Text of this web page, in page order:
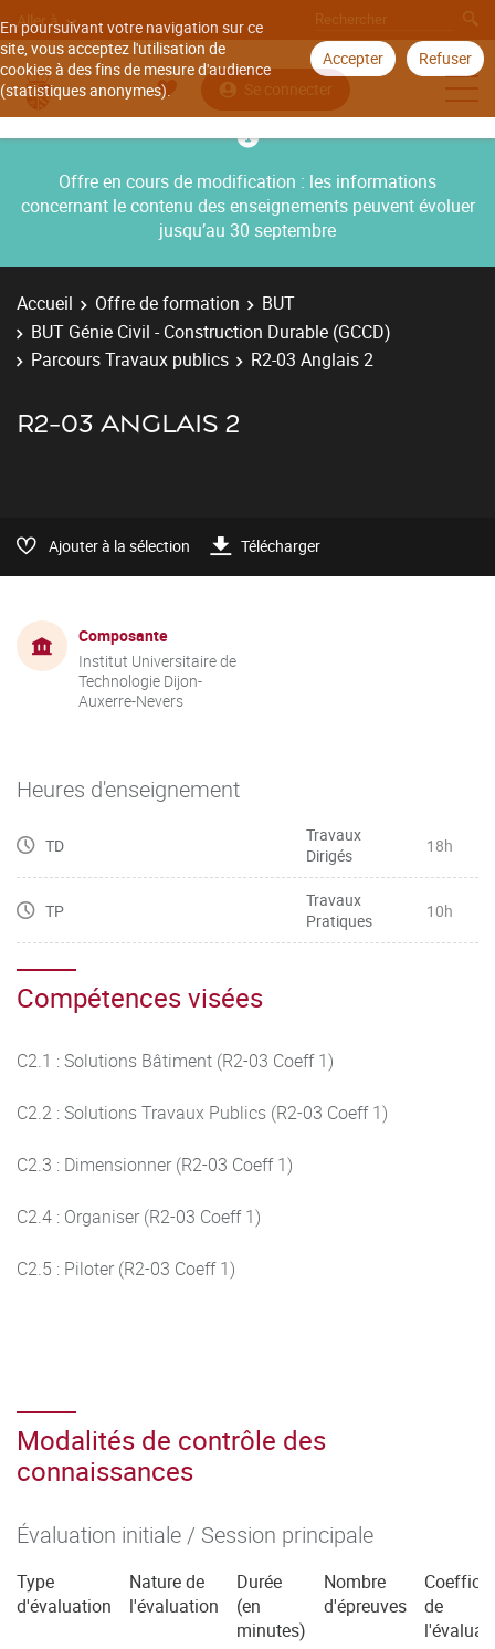
En poursuivant votre navigation sur ce
site, vous acceptez l'utilisation de
cookies à des fins de mesure d'audience
(statistiques anonymes).
Accepter Refuser
Aller à
Se connecter
Offre en cours de modification : les informations
concernant le contenu des enseignements peuvent évoluer
jusqu’au 30 septembre
Accueil Offre de formation
BUT
BUT Génie Civil - Construction Durable (GCCD)
Parcours Travaux publics
R2-03 Anglais 2
R2-03 ANGLAIS 2
Ajouter à la sélection Télécharger
Composante
Institut Universitaire de
Technologie Dijon-
Auxerre-Nevers
Heures d'enseignement
TD
Travaux
Dirigés
18h
TP
Travaux
Pratiques
10h
Compétences visées
C2.1 : Solutions Bâtiment (R2-03 Coeff 1)
C2.2 : Solutions Travaux Publics (R2-03 Coeff 1)
C2.3 : Dimensionner (R2-03 Coeff 1)
C2.4 : Organiser (R2-03 Coeff 1)
C2.5 : Piloter (R2-03 Coeff 1)
Modalités de contrôle des
connaissances
Évaluation initiale / Session principale
Type
d'évaluation
Nature de
l'évaluation
Durée
(en
minutes)
Nombre
d'épreuves
de